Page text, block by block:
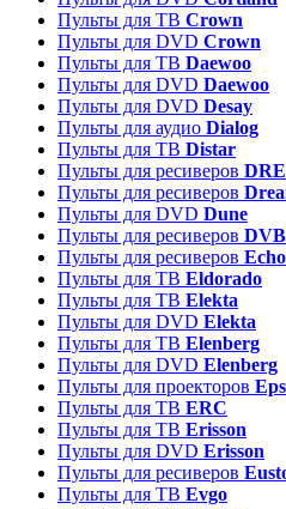
Пульты для ТВ Crown
Пульты для DVD Crown
Пульты для ТВ Daewoo
Пульты для DVD Daewoo
Пульты для DVD Desay
Пульты для аудио Dialog
Пульты для ТВ Distar
Пульты для ресиверов DRE
Пульты для ресиверов
Пульты для DVD Dune
Пульты для ресиверов
Пульты для ресиверов
Пульты для ТВ Eldorado
Пульты для ТВ Elekta
Пульты для DVD Elekta
Пульты для ТВ Elenberg
Пульты для DVD Elenberg
Пульты для проекторов
Пульты для ТВ ERC
Пульты для ТВ Erisson
Пульты для DVD Erisson
Пульты для ресиверов
Пульты для ТВ Evgo